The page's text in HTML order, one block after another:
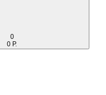
0
0 Р.